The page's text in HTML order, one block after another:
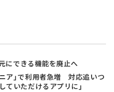
にできる機能を廃止へ
ア」で利用者急増 対応追いつ
いただけるアプリに」